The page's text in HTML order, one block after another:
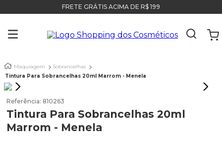
FRETE GRÁTIS ACIMA DE R$ 199
Maquiagem
Sobrancelhas
Tintura Para Sobrancelhas 20ml Marrom - Menela
Referência: 810263
Tintura Para Sobrancelhas 20ml
Marrom - Menela